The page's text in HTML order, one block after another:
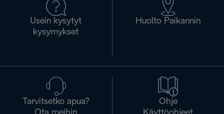
Usein kysytyt
kysymykset
Huolto Paikannin
Tarvitsetko apua?
Ohje